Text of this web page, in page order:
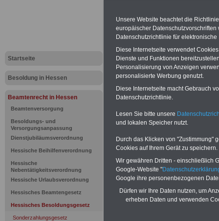
Startseite
Besoldung in Hessen
Beamtenrecht in Hessen
Beamtenversorgung
Besoldungs- und
Versorgungsanpassung
Dienstjubiläumsverordnung
Hessische Beihilfenverordnung
Hessische
Nebentätigkeitsverordnung
Hessische Urlaubsverordnung
Hessisches Beamtengesetz
Hessisches Besoldungsgesetz
Sonderzahlungsgesetz
(Beamte &
geben (Medienberichten
mind.3.000 und 13.000
hierzu eine Broschüre
des Gesetzentwurfs der
(wahrscheinlich im
Broschüre.
Hessisches
BEHÖRDEN-ABO
mit drei
25,00 Euro: Wissenswertes für
Unsere Website beachtet die
europäischer
Datenschutzrichtlinie für
Diese Internetseite verwendet
Dienste und Funktionen
Personalisierung von Anzeigen
personalisierte Werbung genutzt.
Diese Internetseite macht Gebrauch
Datenschutzrichtlinie.
Lesen Sie bitte unsere
und lokalen Speicher nutzt.
Durch das Klicken von "Zustimmung"
Cookies auf Ihrem Gerät zu speichern.
Wir gewähren Dritten - einschließlich
Google-Website "
Google ihre personenbezogenen
Dürfen wir Ihre Daten nutzen, um
erheben Daten und verwenden